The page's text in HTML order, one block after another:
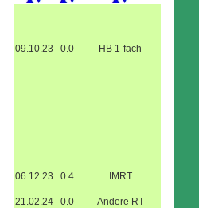
09.10.23 0.0 HB 1-fach
06.12.23 0.4 IMRT
21.02.24 0.0 Andere RT